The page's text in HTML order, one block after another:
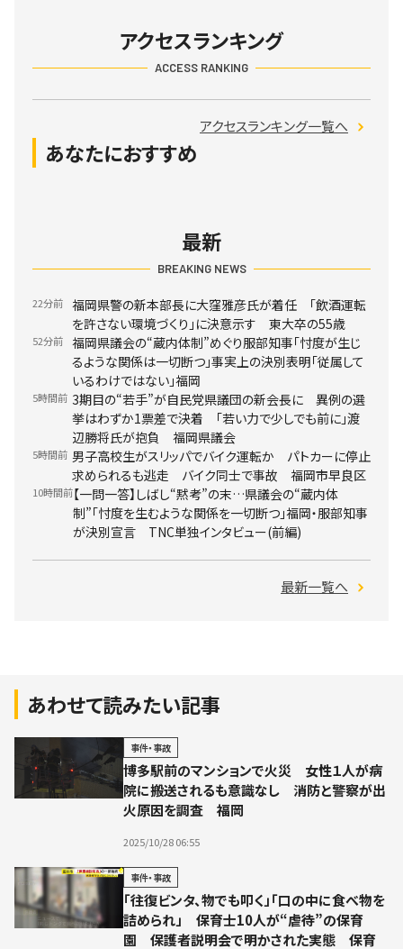
アクセスランキング
ACCESS RANKING
アクセスランキング一覧へ
あなたにおすすめ
最新
BREAKING NEWS
22分前
福岡県警の新本部長に大窪雅彦氏が着任 「飲酒運転
を許さない環境づくり」に決意示す 東大卒の55歳
52分前
福岡県議会の“蔵内体制”めぐり服部知事「忖度が生じ
るような関係は一切断つ」事実上の決別表明「従属して
いるわけではない」福岡
5時間前 3期目の“若手”が自民党県議団の新会長に 異例の選
挙はわずか1票差で決着 「若い力で少しでも前に」渡
辺勝将氏が抱負 福岡県議会
5時間前 男子高校生がスリッパでバイク運転か パトカーに停止
求められるも逃走 バイク同士で事故 福岡市早良区
10時間前【一問一答】しばし“黙考”の末…県議会の“蔵内体
制”「忖度を生むような関係を一切断つ」福岡・服部知事
が決別宣言 TNC単独インタビュー(前編)
最新一覧へ
あわせて読みたい記事
事件・事故
博多駅前のマンションで火災 女性１人が病
院に搬送されるも意識なし 消防と警察が出
火原因を調査 福岡
2025/10/28 06:55
事件・事故
「往復ビンタ、物でも叩く」「口の中に食べ物を
詰められ」 保育士10人が“虐待”の保育
園 保護者説明会で明かされた実態 保育